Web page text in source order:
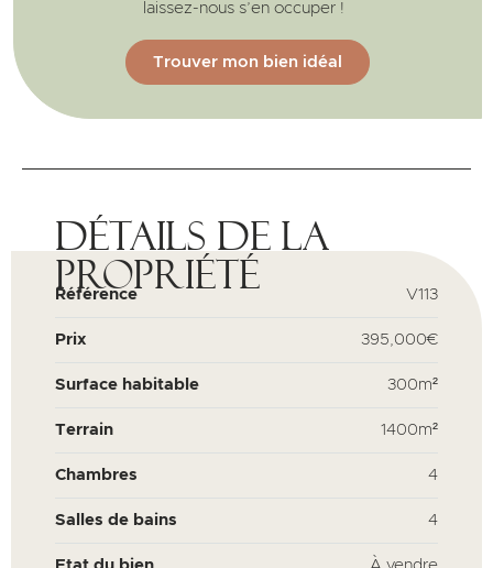
laissez-nous s’en occuper !
Trouver mon bien idéal
Détails de la
propriété
Référence V113
Prix 395,000€
Surface habitable 300m²
Terrain 1400m²
Chambres 4
Salles de bains 4